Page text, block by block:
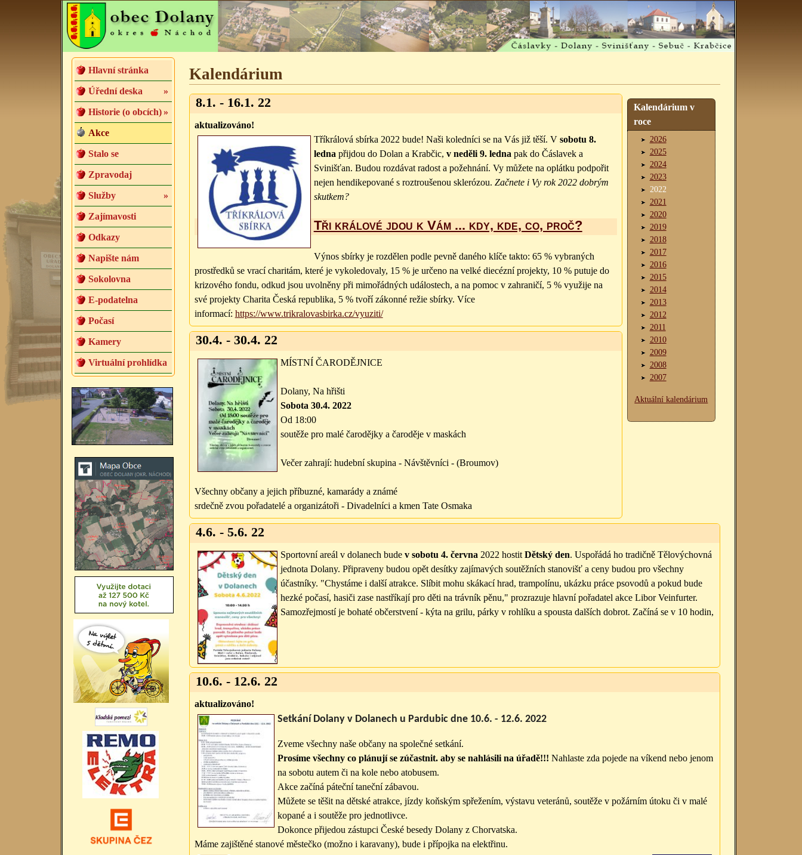
Hlavní stránka
Úřední deska »
Historie (o obcích)»
Akce
Stalo se
Zpravodaj
Služby »
Zajímavosti
Odkazy
Napište nám
Sokolovna
E-podatelna
Počasí
Kamery
Virtuální prohlídka
Kalendárium
Kalendárium v
roce
2026
2025
2024
2023
2022
2021
2020
2019
2018
2017
2016
2015
2014
2013
2012
2011
2010
2009
2008
2007
Aktuální kalendárium
8.1. - 16.1. 22
aktualizováno!
Tříkrálová sbírka 2022 bude! Naši koledníci se na Vás již těší. V sobotu 8.
ledna přijdou do Dolan a Krabčic, v neděli 9. ledna pak do Čáslavek a
Svinišťan. Budou rozdávat radost a požehnání. Vy můžete na oplátku podpořit
nejen hendikepované s roztroušenou sklerózou. Začnete i Vy rok 2022 dobrým
skutkem?
Tři králové jdou k Vám ... kdy, kde, co, proč?
Výnos sbírky je rozdělen podle pevně daného klíče takto: 65 % vybraných
prostředků se vrací charitám, které je vykoledovaly, 15 % je určeno na velké diecézní projekty, 10 % putuje do
krizového fondu, odkud jsou uvolněny při mimořádných událostech, a na pomoc v zahraničí, 5 % využije na
své projekty Charita Česká republika, 5 % tvoří zákonné režie sbírky. Více
informací: https://www.trikralovasbirka.cz/vyuziti/
30.4. - 30.4. 22
MÍSTNÍ ČARODĚJNICE
Dolany, Na hřišti
Sobota 30.4. 2022
Od 18:00
soutěže pro malé čarodějky a čaroděje v maskách
Večer zahrají: hudební skupina - Návštěvníci - (Broumov)
Všechny občany a jejich příbuzné, kamarády a známé
srdečně zvou pořadatelé a organizátoři - Divadelníci a kmen Tate Osmaka
4.6. - 5.6. 22
Sportovní areál v dolanech bude v sobotu 4. června 2022 hostit Dětský den. Uspořádá ho tradičně Tělovýchovná
jednota Dolany. Připraveny budou opět desítky zajímavých soutěžních stanovišť a ceny budou pro všechny
účastníky. "Chystáme i další atrakce. Slíbit mohu skákací hrad, trampolínu, ukázku práce psovodů a pokud bude
hezké počasí, hasiči zase nastříkají pro děti na trávník pěnu," prozrazuje hlavní pořadatel akce Libor Veinfurter.
Samozřejmostí je bohaté občerstvení - kýta na grilu, párky v rohlíku a spousta dalších dobrot. Začíná se v 10 hodin,
10.6. - 12.6. 22
aktualizováno!
Setkání Dolany v Dolanech u Pardubic dne 10.6. - 12.6. 2022
Zveme všechny naše občany na společné setkání.
Prosíme všechny co plánují se zúčastnit. aby se nahlásili na úřadě!!! Nahlaste zda pojede na víkend nebo jenom
na sobotu autem či na kole nebo atobusem.
Akce začíná páteční taneční zábavou.
Můžete se těšit na dětské atrakce, jízdy koňským spřežením, výstavu veteránů, soutěže v požárním útoku či v malé
kopané a i soutěže pro jednotlivce.
Dokonce přijedou zástupci České besedy Dolany z Chorvatska.
Máme zajištěné stanové městečko (možno i karavany), bude i přípojka na elektřinu.